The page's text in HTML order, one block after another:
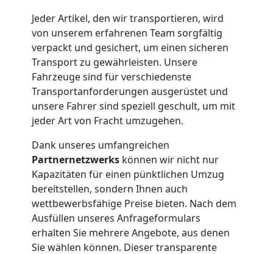
Jeder Artikel, den wir transportieren, wird
von unserem erfahrenen Team sorgfältig
verpackt und gesichert, um einen sicheren
Transport zu gewährleisten. Unsere
Fahrzeuge sind für verschiedenste
Transportanforderungen ausgerüstet und
unsere Fahrer sind speziell geschult, um mit
jeder Art von Fracht umzugehen.
Dank unseres umfangreichen
Partnernetzwerks können wir nicht nur
Kapazitäten für einen pünktlichen Umzug
bereitstellen, sondern Ihnen auch
wettbewerbsfähige Preise bieten. Nach dem
Ausfüllen unseres Anfrageformulars
erhalten Sie mehrere Angebote, aus denen
Sie wählen können. Dieser transparente
Möbelmontage
Feldkirch
Möbeltransport
Feldkirch
Beiladung
Feldkirch
Mini